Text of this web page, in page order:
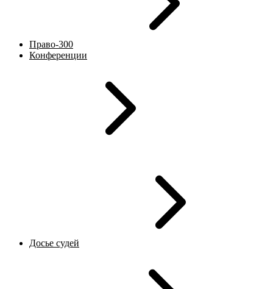
Право-300
Конференции
Досье судей